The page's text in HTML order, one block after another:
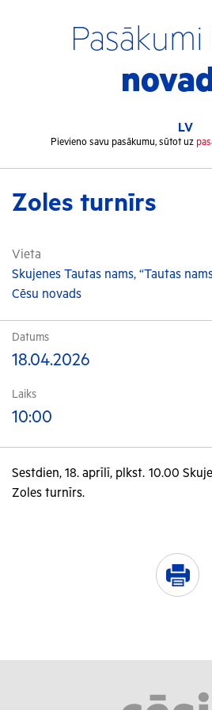
Pasākumi
LV
Pievieno savu pasākumu, sūtot uz
Zoles turnīrs
Vieta
Skujenes Tautas nams, “Tautas
Cēsu novads
Datums
18.04.2026
Laiks
10:00
Sestdien, 18. aprīlī, plkst. 10.00
Zoles turnīrs.